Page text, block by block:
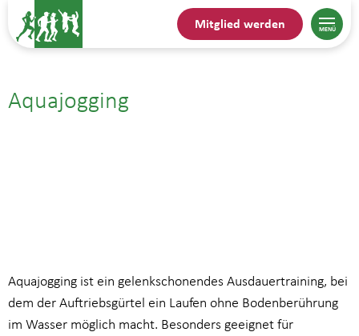
Mitglied werden
Aquajogging
24.09.| 14:00 bis14:45
Aquajogging ist ein gelenkschonendes Ausdauertraining, bei
dem der Auftriebsgürtel ein Laufen ohne Bodenberührung
im Wasser möglich macht. Besonders geeignet für